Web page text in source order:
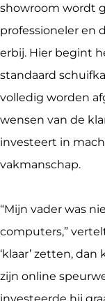
showroom wordt
professioneler en
erbij. Hier begint
standaard
volledig worden
wensen van de
investeert in
vakmanschap.
“Mijn vader was
computers,”
‘klaar’ zetten,
zijn online